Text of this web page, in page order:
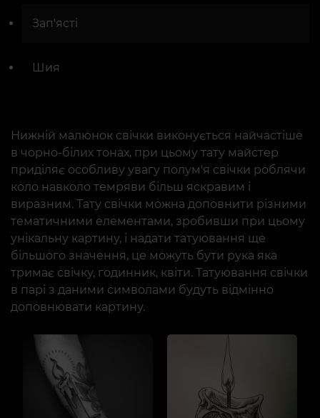
Зап'ясті
Шия
Нижній малюнок свічки виконується найчастіше
в чорно-білих тонах, при цьому тату майстер
приділяє особливу увагу полум'я свічки роблячи
коло навколо темряви більш яскравим і
виразним. Тату свічки можна доповнити різними
тематичними елементами, зробивши при цьому
унікальну картину, і надати татуювання ще
більшого значення, це можуть бути рука яка
тримає свічку, годинник, квіти. Татуювання свічки
в парі з даними символами будуть відмінно
доповнювати картину.